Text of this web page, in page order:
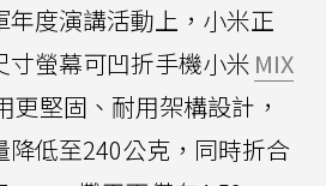
年度演講活動上，小米正
寸螢幕可凹折手機小米 MIX
更堅固、耐用架構設計，
降低至240公克，同時折合